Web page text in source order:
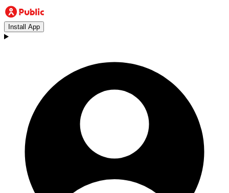
Install App